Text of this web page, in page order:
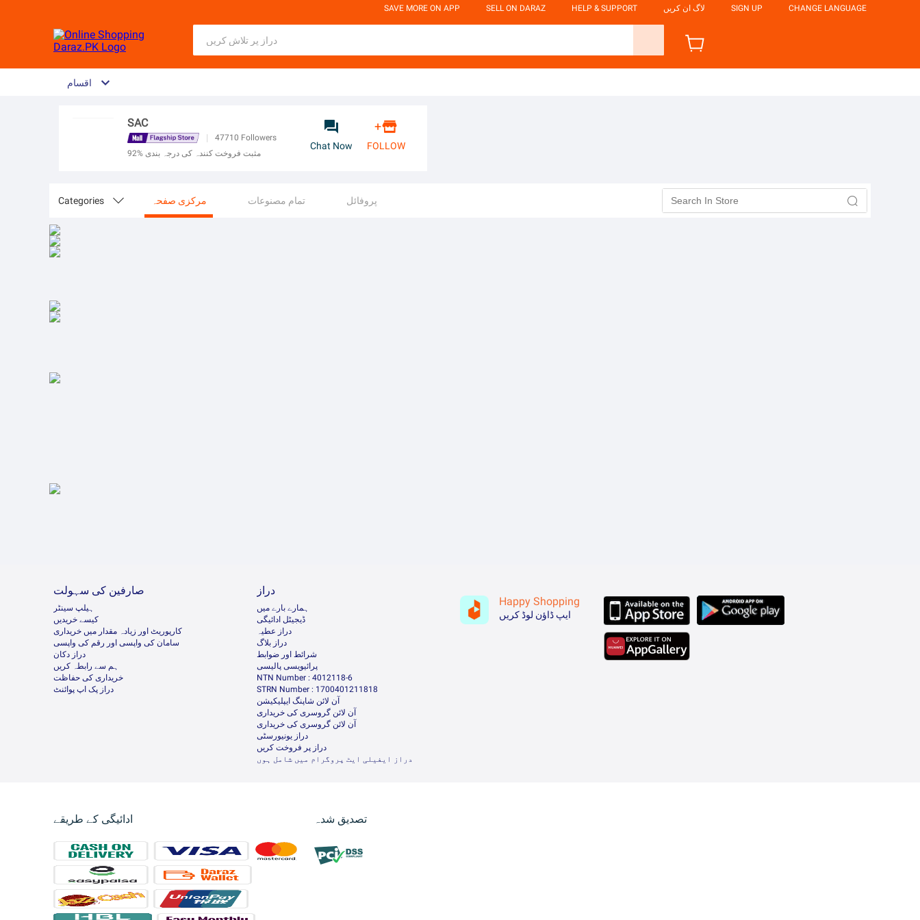
SAVE MORE ON APP SELL ON DARAZ HELP & SUPPORT لاگ ان کریں SIGN UP CHANGE LANGUAGE
اقسام
SAC
| 47710 Followers
92% مثبت فروخت کنندہ کی درجہ بندی

Chat Now
+
FOLLOW
Categories  مرکزی صفحہ تمام مصنوعات پروفائل 
صارفین کی سہولت
ہیلپ سینٹر
کیسے خریدیں
کارپوریٹ اور زیادہ مقدار میں خریداری
سامان کی واپسی اور رقم کی واپسی
دراز دکان
ہم سے رابطہ کریں
خریداری کی حفاظت
دراز پک اپ پوائنٹ
دراز
ہمارے بارے میں
ڈیجیٹل ادائیگی
دراز عطیہ
دراز بلاگ
شرائط اور ضوابط
پرائیویسی پالیسی
NTN Number : 4012118-6
STRN Number : 1700401211818
آن لائن شاپنگ ایپلیکیشن
آن لائن گروسری کی خریداری
آن لائن گروسری کی خریداری
دراز یونیورسٹی
دراز پر فروخت کریں
دراز ایفیلی ایٹ پروگرام میں شامل ہوں
Happy Shopping
ایپ ڈاؤن لوڈ کریں
ادائیگی کے طریقے تصدیق شدہ